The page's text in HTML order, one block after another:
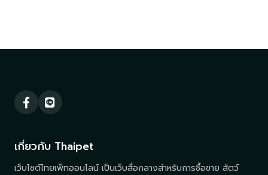
เกี่ยวกับ Thaipet
เว็บไซต์ไทยเพ็ทออนไลน์ เป็นเว็บสื่อกลางสำหรับการซื้อขาย สัตว์